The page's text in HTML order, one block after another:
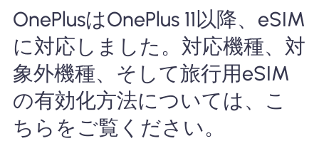
Nomad eSIMを使用する理由
eSIMの使用
OnePlusはOnePlus 11以降、eSIM
に対応しました。対応機種、対
象外機種、そして旅行用eSIM
の有効化方法については、こ
ちらをご覧ください。